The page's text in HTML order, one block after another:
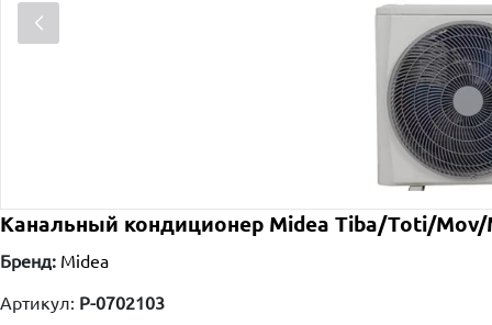
Канальный кондиционер Midea Tiba/Toti/Mov/
Бренд: Midea
Артикул: P-0702103